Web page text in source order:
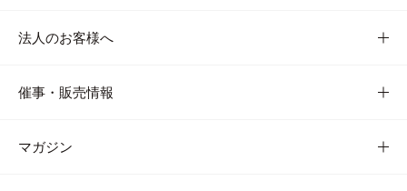
法人のお客様へ
催事・販売情報
マガジン